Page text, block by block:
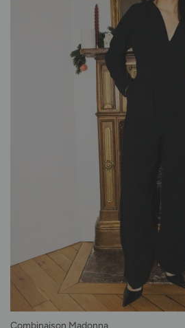
Combinaison Madonna